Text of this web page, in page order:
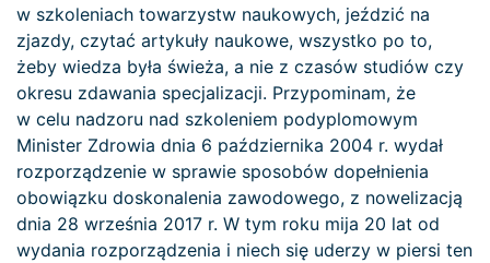
w szkoleniach towarzystw naukowych, jeździć na
zjazdy, czytać artykuły naukowe, wszystko po to,
żeby wiedza była świeża, a nie z czasów studiów czy
okresu zdawania specjalizacji. Przypominam, że
w celu nadzoru nad szkoleniem podyplomowym
Minister Zdrowia dnia 6 października 2004 r. wydał
rozporządzenie w sprawie sposobów dopełnienia
obowiązku doskonalenia zawodowego, z nowelizacją
dnia 28 września 2017 r. W tym roku mija 20 lat od
wydania rozporządzenia i niech się uderzy w piersi ten